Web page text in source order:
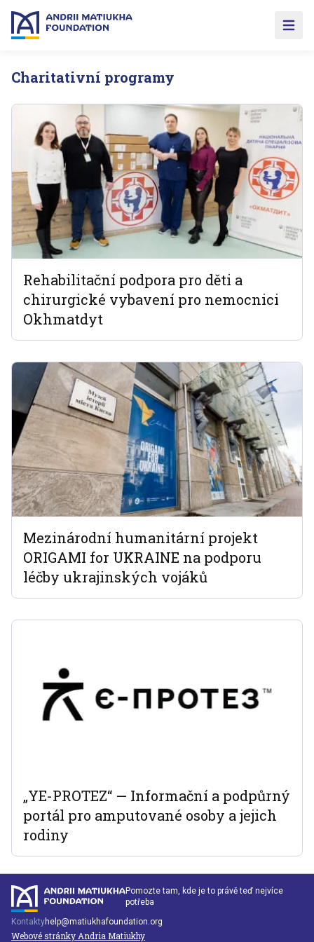
Open
Charitativní programy
Rehabilitační podpora pro děti a
chirurgické vybavení pro nemocnici
Okhmatdyt
Mezinárodní humanitární projekt
ORIGAMI for UKRAINE na podporu
léčby ukrajinských vojáků
„YE-PROTEZ“ — Informační a podpůrný
portál pro amputované osoby a jejich
rodiny
Pomozte tam, kde je to právě teď nejvíce
potřeba
Kontaktyhelp@matiukhafoundation.org
Webové stránky Andria Matiukhy